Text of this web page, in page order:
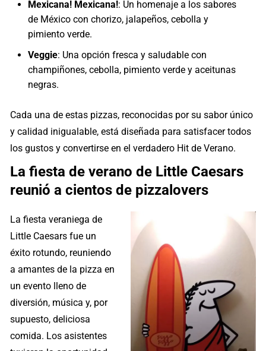
Mexicana! Mexicana!: Un homenaje a los sabores
de México con chorizo, jalapeños, cebolla y
pimiento verde.
Veggie: Una opción fresca y saludable con
champiñones, cebolla, pimiento verde y aceitunas
negras.
Cada una de estas pizzas, reconocidas por su sabor único
y calidad inigualable, está diseñada para satisfacer todos
los gustos y convertirse en el verdadero Hit de Verano.
La fiesta de verano de Little Caesars
reunió a cientos de pizzalovers
La fiesta veraniega de
Little Caesars fue un
éxito rotundo, reuniendo
a amantes de la pizza en
un evento lleno de
diversión, música y, por
supuesto, deliciosa
comida. Los asistentes